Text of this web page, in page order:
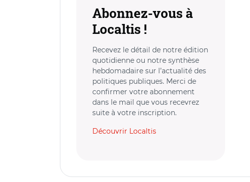
Abonnez-vous à
Localtis !
Recevez le détail de notre édition
quotidienne ou notre synthèse
hebdomadaire sur l’actualité des
politiques publiques. Merci de
confirmer votre abonnement
dans le mail que vous recevrez
suite à votre inscription.
Découvrir Localtis